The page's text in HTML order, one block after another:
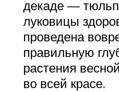
декаде —
луковицы
проведена
правильную
растения
во всей красе.